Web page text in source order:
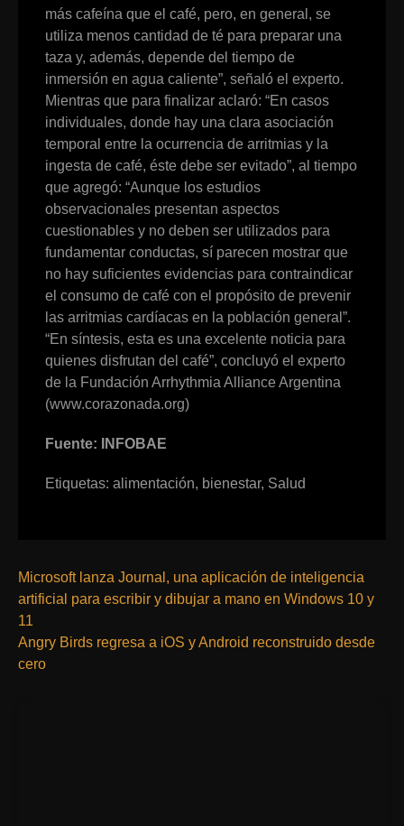
más cafeína que el café, pero, en general, se
utiliza menos cantidad de té para preparar una
taza y, además, depende del tiempo de
inmersión en agua caliente”, señaló el experto.
Mientras que para finalizar aclaró: “En casos
individuales, donde hay una clara asociación
temporal entre la ocurrencia de arritmias y la
ingesta de café, éste debe ser evitado”, al tiempo
que agregó: “Aunque los estudios
observacionales presentan aspectos
cuestionables y no deben ser utilizados para
fundamentar conductas, sí parecen mostrar que
no hay suficientes evidencias para contraindicar
el consumo de café con el propósito de prevenir
las arritmias cardíacas en la población general”.
“En síntesis, esta es una excelente noticia para
quienes disfrutan del café”, concluyó el experto
de la Fundación Arrhythmia Alliance Argentina
(www.corazonada.org)
Fuente: INFOBAE
Etiquetas: alimentación, bienestar, Salud
Microsoft lanza Journal, una aplicación de inteligencia
artificial para escribir y dibujar a mano en Windows 10 y
11
Angry Birds regresa a iOS y Android reconstruido desde
cero